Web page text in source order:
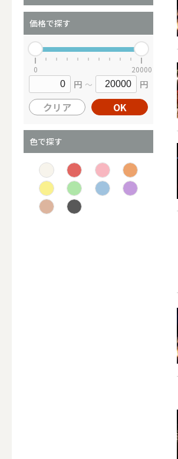
価格で探す
0 20000
円 ～ 円
クリア OK
色で探す